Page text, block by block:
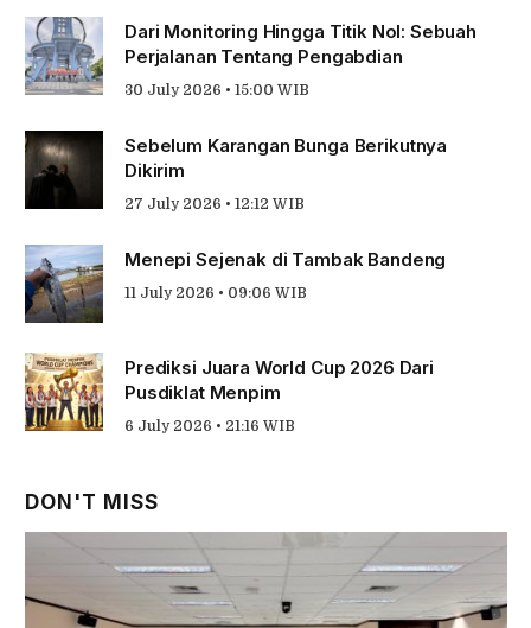
Dari Monitoring Hingga Titik Nol: Sebuah
Perjalanan Tentang Pengabdian
30 July 2026 • 15:00 WIB
Sebelum Karangan Bunga Berikutnya
Dikirim
27 July 2026 • 12:12 WIB
Menepi Sejenak di Tambak Bandeng
11 July 2026 • 09:06 WIB
Prediksi Juara World Cup 2026 Dari
Pusdiklat Menpim
6 July 2026 • 21:16 WIB
DON'T MISS